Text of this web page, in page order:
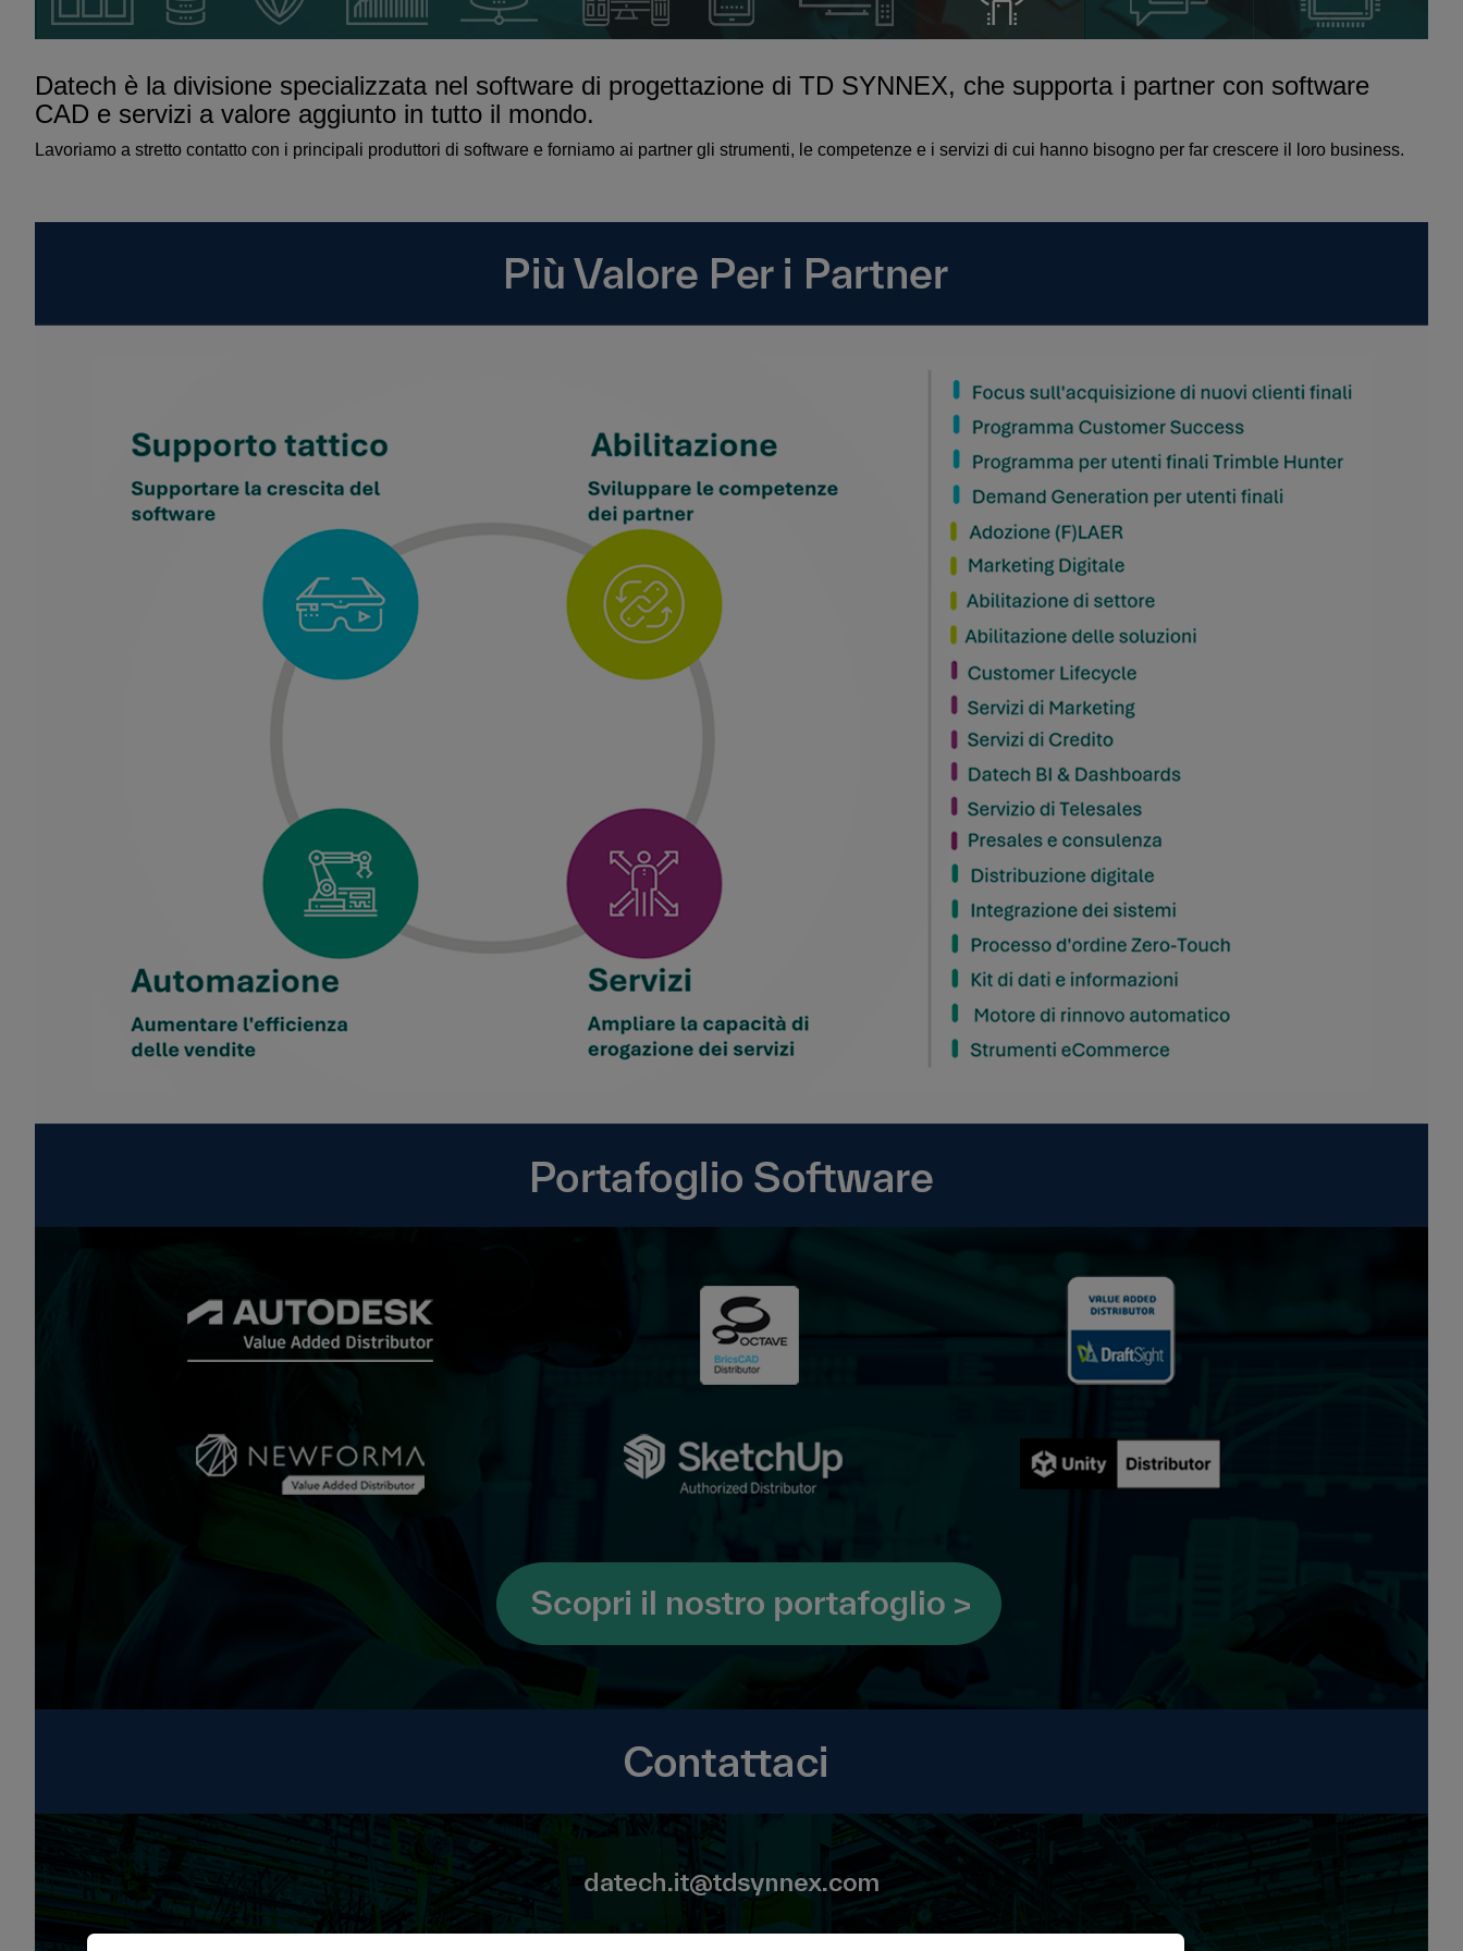
Datech è la divisione specializzata nel software di progettazione di TD SYNNEX, che supporta i partner con software
CAD e servizi a valore aggiunto in tutto il mondo.
Lavoriamo a stretto contatto con i principali produttori di software e forniamo ai partner gli strumenti, le competenze e i servizi di cui hanno bisogno per far crescere il loro business.